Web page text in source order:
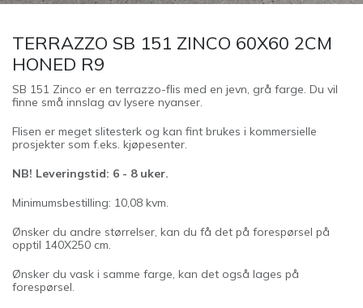
TERRAZZO SB 151 ZINCO 60X60 2CM
HONED R9
SB 151 Zinco er en terrazzo-flis med en jevn, grå farge. Du vil
finne små innslag av lysere nyanser.
Flisen er meget slitesterk og kan fint brukes i kommersielle
prosjekter som f.eks. kjøpesenter.
NB! Leveringstid: 6 - 8 uker.
Minimumsbestilling: 10,08 kvm.
Ønsker du andre størrelser, kan du få det på forespørsel på
opptil 140X250 cm.
Ønsker du vask i samme farge, kan det også lages på
forespørsel.